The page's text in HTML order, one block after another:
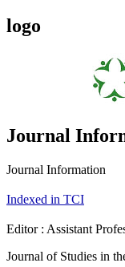
logo
Journal
Journal Information
Indexed in TCI
Editor : Assistant
Journal of Studies in